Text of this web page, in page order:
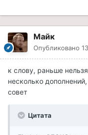
Майк
Опубликовано
к слову, раньше
несколько
совет
Цитата